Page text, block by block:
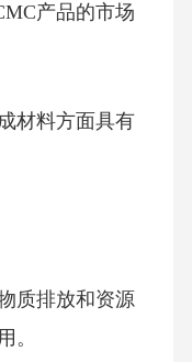
产品的市场
材料方面具有
质排放和资源
。